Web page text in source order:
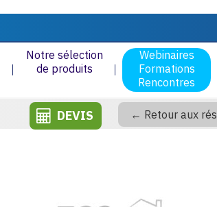
Notre sélection
de produits
Webinaires
Formations
Rencontres
DEVIS ← Retour aux